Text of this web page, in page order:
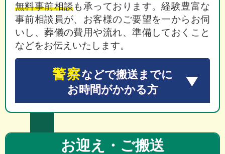
無料事前相談も承っております。経験豊富な
事前相談員が、お客様のご要望を一からお伺
いし、葬儀の費用や流れ、準備しておくこと
などをお伝えいたします。
警察などで搬送までに
お時間がかかる方
お迎え・ご搬送